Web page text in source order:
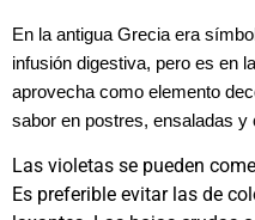
En la antigua Grecia era
infusión digestiva, pero es en
aprovecha como elemento
sabor en postres, ensaladas y
Las violetas se pueden
Es preferible evitar las de